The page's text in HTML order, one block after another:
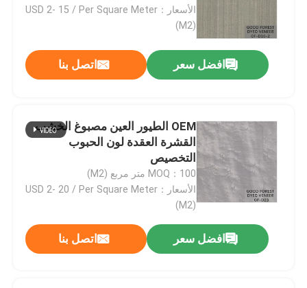
الأسعار：USD 2- 15 / Per Square Meter
(M2)
افضل سعر اتصل بنا
OEM الطيور العين مصبوغ الخشب
القشرة العقدة لون الحبوب
التخصيص
MOQ：100 متر مربع (M2)
الأسعار：USD 2- 20 / Per Square Meter
(M2)
افضل سعر اتصل بنا